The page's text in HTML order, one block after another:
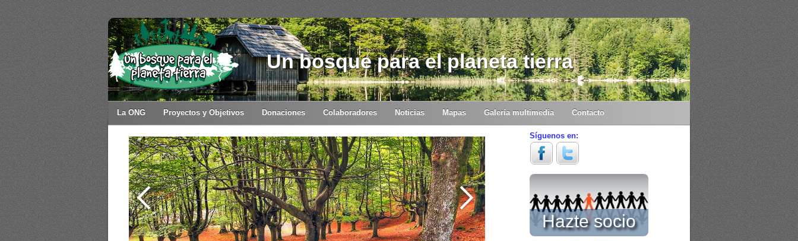
Un bosque para el planeta tierra
La ONG Proyectos y Objetivos Donaciones Colaboradores Noticias Mapas Galería multimedia Contacto
Síguenos en:
Hazte socio